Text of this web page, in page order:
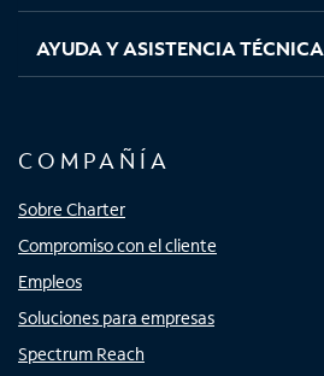
AYUDA Y ASISTENCIA TÉCNICA
COMPAÑÍA
Sobre Charter
Compromiso con el cliente
Empleos
Soluciones para empresas
Spectrum Reach